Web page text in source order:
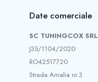
Date comerciale
SC TUNINGCOX SRL
J35/1104/2020
RO42517720
Strada Amalia nr.3